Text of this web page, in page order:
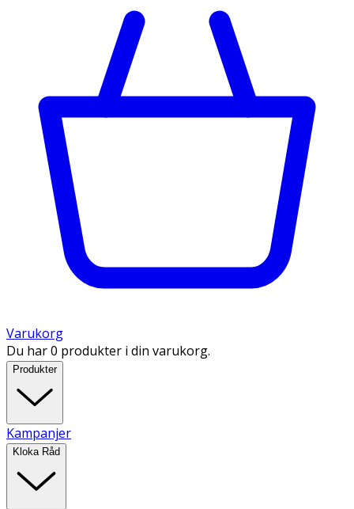
Varukorg
Du har 0 produkter i din varukorg.
Produkter
Kampanjer
Kloka Råd